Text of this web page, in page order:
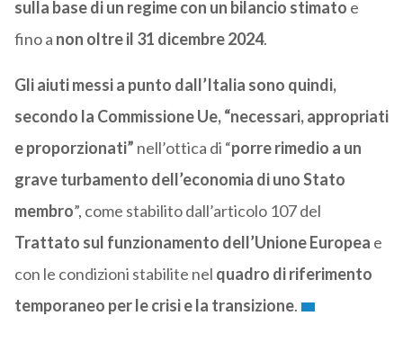
sulla base di un regime con un bilancio stimato e
fino a non oltre il 31 dicembre 2024.
Gli aiuti messi a punto dall’Italia sono quindi,
secondo la Commissione Ue, “necessari, appropriati
e proporzionati” nell’ottica di “porre rimedio a un
grave turbamento dell’economia di uno Stato
membro”, come stabilito dall’articolo 107 del
Trattato sul funzionamento dell’Unione Europea e
con le condizioni stabilite nel quadro di riferimento
temporaneo per le crisi e la transizione.